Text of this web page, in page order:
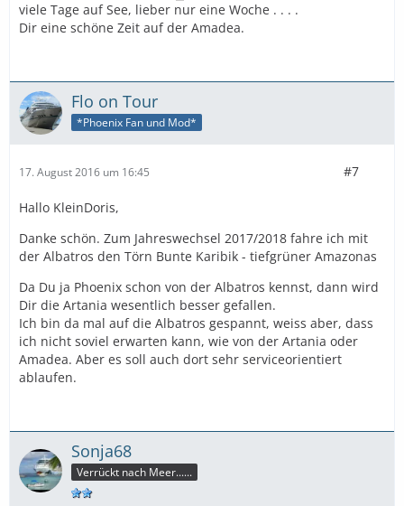
viele Tage auf See, lieber nur eine Woche . . . .
Dir eine schöne Zeit auf der Amadea.
Flo on Tour
*Phoenix Fan und Mod*
17. August 2016 um 16:45 #7
Hallo KleinDoris,
Danke schön. Zum Jahreswechsel 2017/2018 fahre ich mit
der Albatros den Törn Bunte Karibik - tiefgrüner Amazonas
Da Du ja Phoenix schon von der Albatros kennst, dann wird
Dir die Artania wesentlich besser gefallen.
Ich bin da mal auf die Albatros gespannt, weiss aber, dass
ich nicht soviel erwarten kann, wie von der Artania oder
Amadea. Aber es soll auch dort sehr serviceorientiert
ablaufen.
Sonja68
Verrückt nach Meer......